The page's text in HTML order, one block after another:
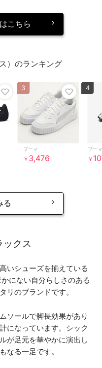
こちら
）のランキング
プーマ
￥ 3,476
3
プーマ
￥
4
る
クス
いシューズを揃えている
にない自分らしさのある
リのブランドです。
ソールで脚長効果があり
になっています。シック
が足元を華やかに演出し
なる一足です。